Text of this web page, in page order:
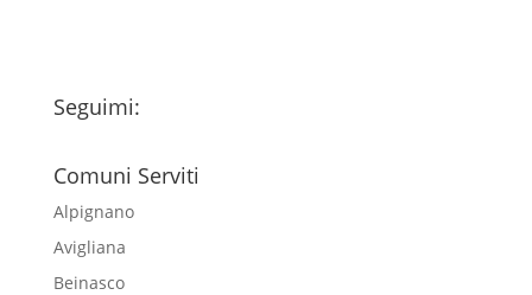
Seguimi:
Comuni Serviti
Alpignano
Avigliana
Beinasco